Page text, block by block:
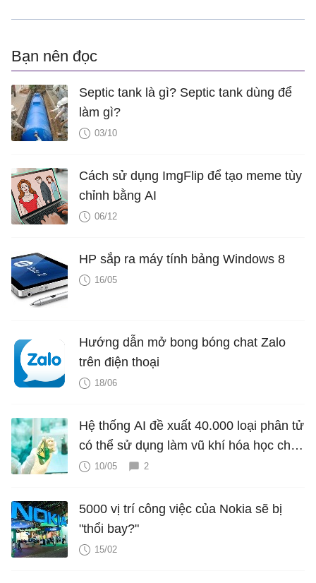
Bạn nên đọc
Septic tank là gì? Septic tank dùng để
làm gì?
03/10
Cách sử dụng ImgFlip để tạo meme tùy
chỉnh bằng AI
06/12
HP sắp ra máy tính bảng Windows 8
16/05
Hướng dẫn mở bong bóng chat Zalo
trên điện thoại
18/06
Hệ thống AI đề xuất 40.000 loại phân tử
có thể sử dụng làm vũ khí hóa học chỉ
trong 6 giờ
10/05 2
5000 vị trí công việc của Nokia sẽ bị
"thổi bay?"
15/02